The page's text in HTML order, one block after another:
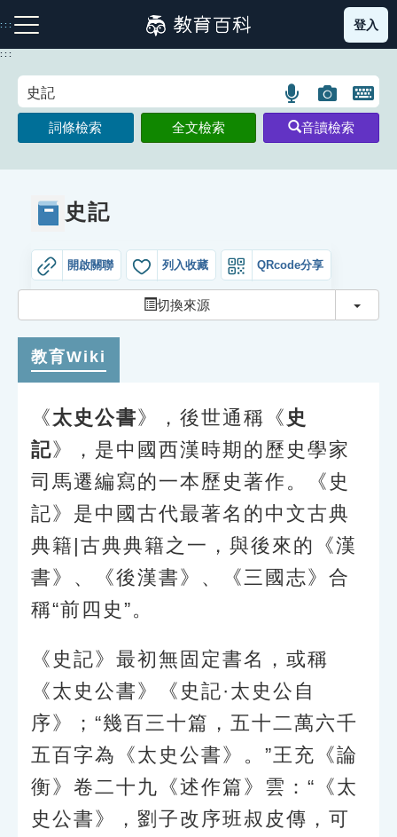
到
主
:::
注音索引圖示 筆畫索引圖示 部首索引表圖示
網站導覽
生字詞彙表
成語故事
索引選單
知識索引
單字索引
生命大百科索引
遊戲專區
教學應用
貓頭鷹博士
登入
:::
語
言
搜
圖
片
搜
開
鍵
詞條檢索 全文檢索 音讀檢索
史記
開啟關聯 列入收藏 QRcode分享
切換來源 切換
教育Wiki
《太史公書》，後世通稱《 史
記》，是中國西漢時期的歷史學家
司馬遷編寫的一本歷史著作。《史
記》是中國古代最著名的中文古典
典籍|古典典籍之一，與後來的《漢
書》、《後漢書》、《三國志》合
稱“前四史”。
《史記》最初無固定書名，或稱
《太史公書》《史記·太史公自
序》；“幾百三十篇，五十二萬六千
五百字為《太史公書》。”王充《論
衡》卷二十九《述作篇》雲：“《太
史公書》，劉子改序班叔皮傳，可